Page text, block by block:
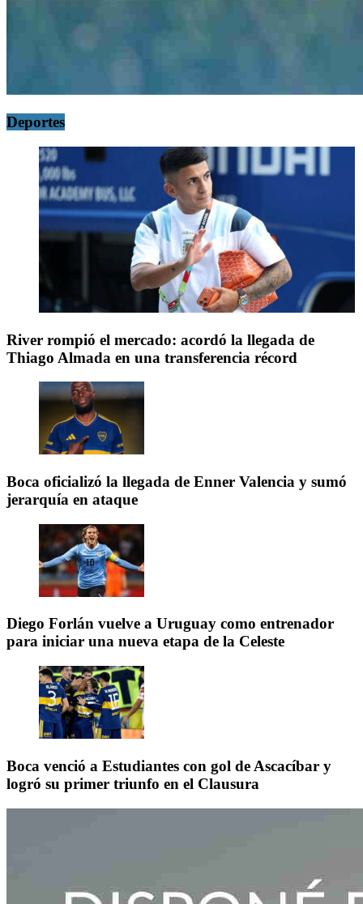
Deportes
River rompió el mercado: acordó la llegada de
Thiago Almada en una transferencia récord
Boca oficializó la llegada de Enner Valencia y sumó
jerarquía en ataque
Diego Forlán vuelve a Uruguay como entrenador
para iniciar una nueva etapa de la Celeste
Boca venció a Estudiantes con gol de Ascacíbar y
logró su primer triunfo en el Clausura